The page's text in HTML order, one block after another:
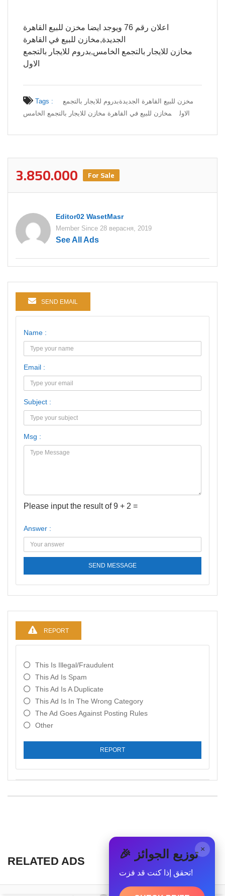
اعلان رقم 76 ويوجد ايضا مخزن للبيع القاهرة
الجديدة,مخازن للبيع في القاهرة
مخازن للايجار بالتجمع الخامس,بدروم للايجار بالتجمع
الاول
Tags : مخزن للبيع القاهرة الجديدةبدروم للايجار بالتجمع
الاول
مخازن للبيع في القاهرة مخازن للايجار بالتجمع الخامس
3.850.000 For Sale
Editor02 WasetMasr
Member Since 28 верасня, 2019
See All Ads
SEND EMAIL
Name :
Email :
Subject :
Msg :
Please input the result of 9 + 2 =
Answer :
SEND MESSAGE
REPORT
This Is Illegal/fraudulent
This Ad Is Spam
This Ad Is A Duplicate
This Ad Is In The Wrong Category
The Ad Goes Against Posting Rules
Other
REPORT
RELATED ADS
× 🎉 توزيع الجوائز
تحقق إذا كنت قد فزت!